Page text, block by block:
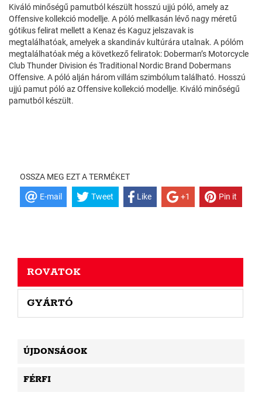
Kiváló minőségű pamutból készült hosszú ujjú póló, amely az
Offensive kollekció modellje. A póló mellkasán lévő nagy méretű
gótikus felirat mellett a Kenaz és Kaguz jelszavak is
megtalálhatóak, amelyek a skandináv kultúrára utalnak. A pólóm
megtalálhatóak még a következő feliratok: Doberman’s Motorcycle
Club Thunder Division és Traditional Nordic Brand Dobermans
Offensive. A póló alján három villám szimbólum található. Hosszú
ujjú pamut póló az Offensive kollekció modellje. Kiváló minőségű
pamutból készült.
OSSZA MEG EZT A TERMÉKET
E-mail Tweet Like +1 Pin it
ROVATOK
GYÁRTÓ
ÚJDONSÁGOK
FÉRFI